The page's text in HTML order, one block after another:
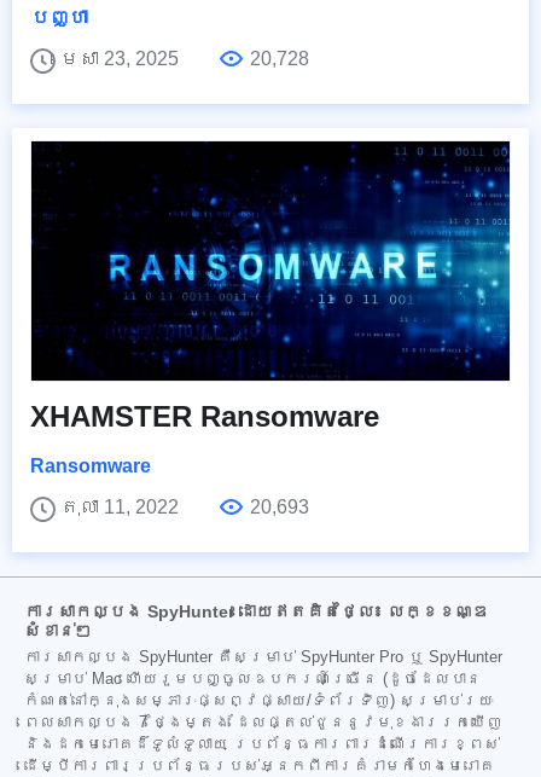
បញ្ហា
មេសា 23, 2025
20,728
XHAMSTER Ransomware
Ransomware
តុលា 11, 2022
20,693
ការសាកល្បង SpyHunter ដោយឥតគិតថ្លៃ៖ លក្ខខណ្ឌ
សំខាន់ៗ
ការសាកល្បង SpyHunter គឺសម្រាប់ SpyHunter Pro ឬ SpyHunter
សម្រាប់ Mac ហើយរួមបញ្ចូលឧបករណ៍ច្រើន (ដូចដែលបាន
កំណត់នៅក្នុងសម្ភារៈផ្សព្វផ្សាយ/ទំព័រទិញ) សម្រាប់រយៈ
ពេលសាកល្បង 7 ថ្ងៃម្តង ដែលផ្តល់ជូននូវមុខងាររកឃើញ
និងដកមេរោគដ៏ទូលំទូលាយ ប្រព័ន្ធការពារដំណើរការខ្ពស់
ដើម្បីការពារប្រព័ន្ធរបស់អ្នកពីការគំរាមកំហែងមេរោគ